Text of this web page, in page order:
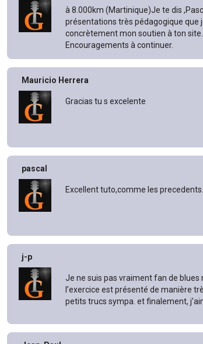
à 8.000km (Martinique)Je te dis
présentations très pédagogique
concrètement mon soutien à ton site.
Encouragements à continuer.
Mauricio Herrera
Gracias tu s excelente
pascal
Excellent tuto,comme les
j-p
Je ne suis pas vraiment fan de
l’exercice est présenté de manière
petits trucs sympa. et finalement,